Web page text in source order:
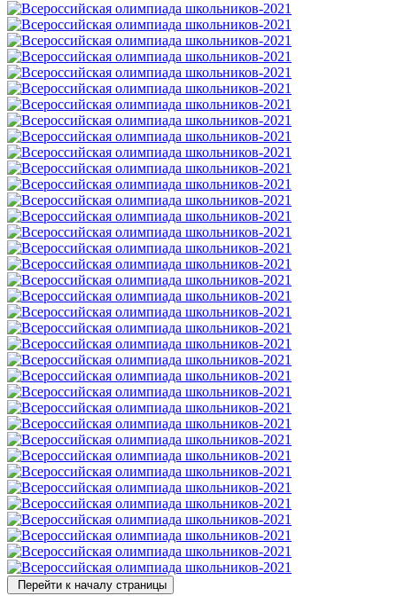
Перейти к началу страницы